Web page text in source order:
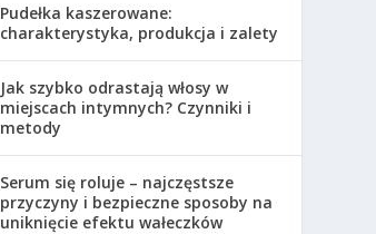
Pudełka kaszerowane:
charakterystyka, produkcja i zalety
Jak szybko odrastają włosy w
miejscach intymnych? Czynniki i
metody
Serum się roluje – najczęstsze
przyczyny i bezpieczne sposoby na
uniknięcie efektu wałeczków